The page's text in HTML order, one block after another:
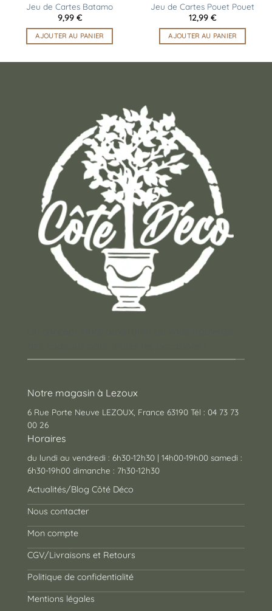
Jeu de Cartes Batamo
9,99 €
AJOUTER AU PANIER
Jeu de Cartes Pouet Pouet
12,99 €
AJOUTER AU PANIER
Notre magasin à Lezoux
6 Rue Porte Neuve LEZOUX, France 63190 Tél : 04 73 73
00 26
Horaires
du lundi au vendredi : 6h30-12h30 | 14h00-19h00 samedi :
6h30-19h00 dimanche : 7h30-12h30
Actualités/Blog Côté Déco
Nous contacter
Mon compte
CGV/Livraisons et Retours
Politique de confidentialité
Mentions légales